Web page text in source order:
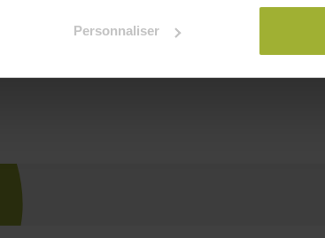
Personnaliser Ajouter à la liste de